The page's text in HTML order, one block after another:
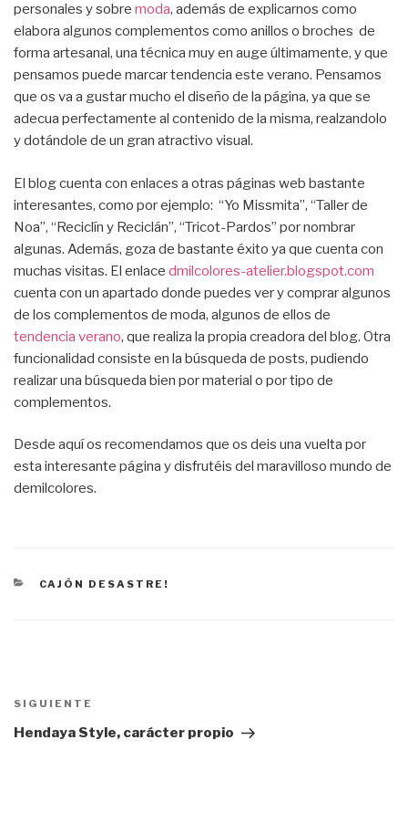
personales y sobre moda, además de explicarnos como
elabora algunos complementos como anillos o broches de
forma artesanal, una técnica muy en auge últimamente, y que
pensamos puede marcar tendencia este verano. Pensamos
que os va a gustar mucho el diseño de la página, ya que se
adecua perfectamente al contenido de la misma, realzandolo
y dotándole de un gran atractivo visual.
El blog cuenta con enlaces a otras páginas web bastante
interesantes, como por ejemplo: “Yo Missmita”, “Taller de
Noa”, “Reciclín y Reciclán”, “Tricot-Pardos” por nombrar
algunas. Además, goza de bastante éxito ya que cuenta con
muchas visitas. El enlace dmilcolores-atelier.blogspot.com
cuenta con un apartado donde puedes ver y comprar algunos
de los complementos de moda, algunos de ellos de
tendencia verano, que realiza la propia creadora del blog. Otra
funcionalidad consiste en la búsqueda de posts, pudiendo
realizar una búsqueda bien por material o por tipo de
complementos.
Desde aquí os recomendamos que os deis una vuelta por
esta interesante página y disfrutéis del maravilloso mundo de
demilcolores.
CATEGORÍAS
CAJÓN DESASTRE!
de
entradas
Siguiente
entrada
SIGUIENTE
Hendaya Style, carácter propio